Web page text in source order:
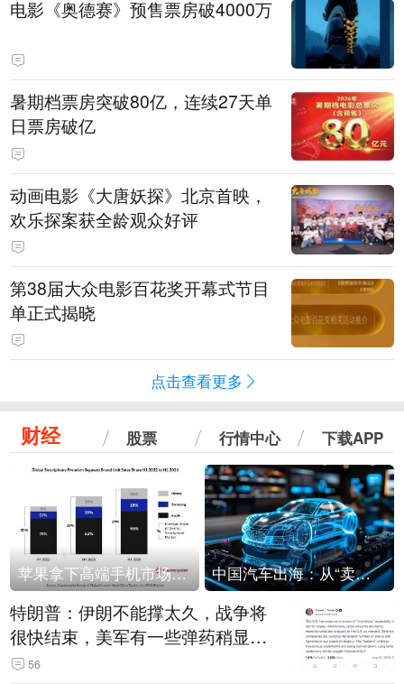
电影《奥德赛》预售票房破4000万
暑期档票房突破80亿，连续27天单
日票房破亿
动画电影《大唐妖探》北京首映，
欢乐探案获全龄观众好评
第38届大众电影百花奖开幕式节目
单正式揭晓
点击查看更多
财经 股票 行情中心 下载APP
苹果拿下高端手机市场65%的份额：iPhone 17系列功不可没 中国汽车出海：从“卖出去”到“走进去”
特朗普：伊朗不能撑太久，战争将
很快结束，美军有一些弹药稍显紧
张！伊朗公布拟议的海峡管理文本
56